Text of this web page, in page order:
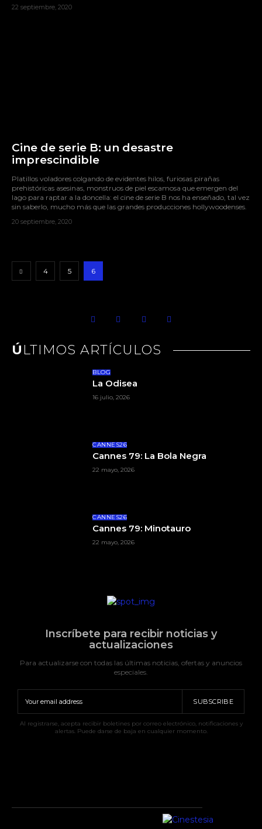
22 septiembre, 2020
Cine de serie B: un desastre
imprescindible
Platillos voladores colgando de evidentes hilos, furiosas pirañas
prehistóricas asesinas, monstruos de piel escamosa que emergen del
lago para raptar a la doncella: el cine de serie B nos ha enseñado, tal vez
sin saberlo, mucho más que las grandes producciones hollywoodenses.
20 septiembre, 2020
4 5 6
ÚLTIMOS ARTÍCULOS
BLOG
La Odisea
16 julio, 2026
CANNES26
Cannes 79: La Bola Negra
22 mayo, 2026
CANNES26
Cannes 79: Minotauro
22 mayo, 2026
Inscríbete para recibir noticias y
actualizaciones
Para actualizarse con todas las últimas noticias, ofertas y anuncios
especiales.
SUBSCRIBE
Al registrarse, acepta recibir boletines por correo electrónico, notificaciones y
alertas. Puede darse de baja en cualquier momento.